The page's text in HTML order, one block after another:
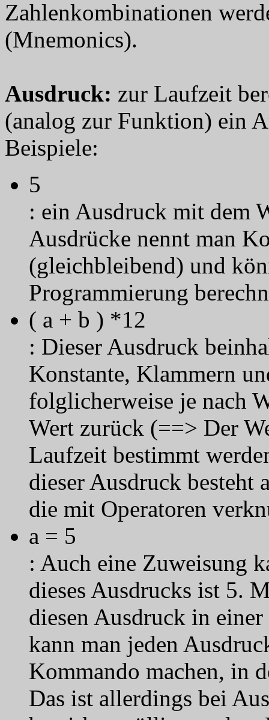
Zahlenkombinationen
(Mnemonics).
Ausdruck: zur Laufzeit
(analog zur Funktion) ein
Beispiele:
5
: ein Ausdruck mit dem
Ausdrücke nennt man
(gleichbleibend) und
Programmierung
( a + b ) *12
: Dieser Ausdruck
Konstante, Klammern
folglicherweise je nach
Wert zurück (==> Der
Laufzeit bestimmt
dieser Ausdruck besteht
die mit Operatoren
a = 5
: Auch eine Zuweisung
dieses Ausdrucks ist 5.
diesen Ausdruck in
kann man jeden
Kommando machen, in
Das ist allerdings bei